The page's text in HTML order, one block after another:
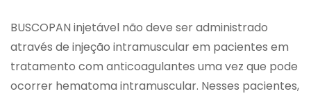
BUSCOPAN injetável não deve ser administrado
através de injeção intramuscular em pacientes em
tratamento com anticoagulantes uma vez que pode
ocorrer hematoma intramuscular. Nesses pacientes,